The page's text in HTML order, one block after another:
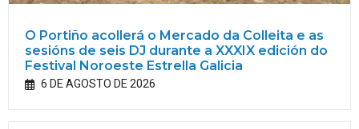
O Portiño acollerá o Mercado da Colleita e as
sesións de seis DJ durante a XXXIX edición do
Festival Noroeste Estrella Galicia
6 DE AGOSTO DE 2026